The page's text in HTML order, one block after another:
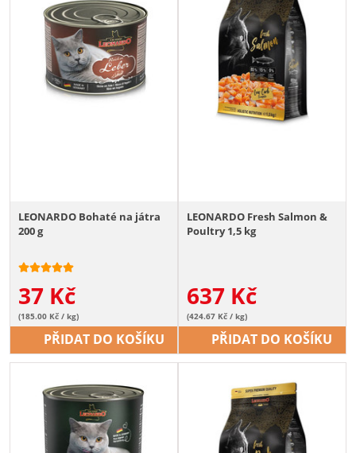
LEONARDO Bohaté na játra
200 g
37 Kč
(185.00 Kč / kg)
PŘIDAT DO KOŠÍKU
LEONARDO Fresh Salmon &
Poultry 1,5 kg
637 Kč
(424.67 Kč / kg)
PŘIDAT DO KOŠÍKU